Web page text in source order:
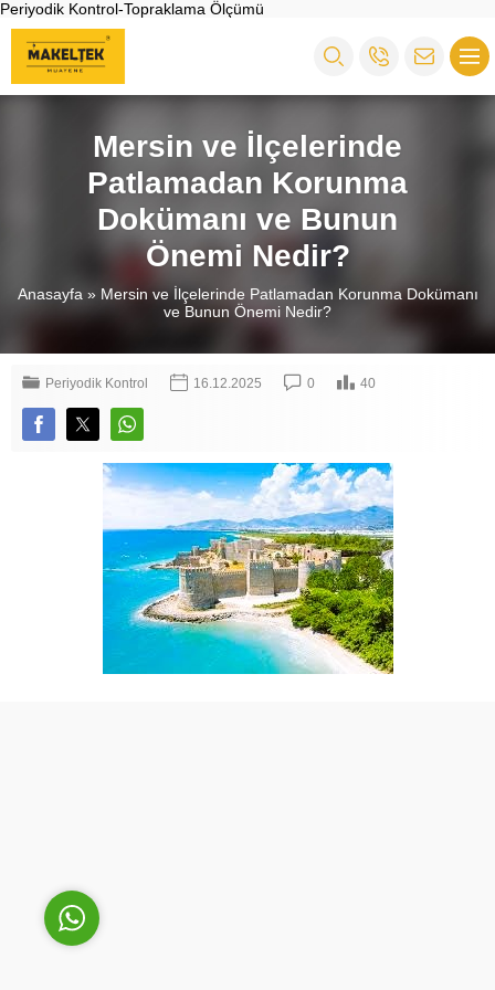
Periyodik Kontrol-Topraklama Ölçümü
Mersin ve İlçelerinde
Patlamadan Korunma
Dokümanı ve Bunun
Önemi Nedir?
Anasayfa » Mersin ve İlçelerinde Patlamadan Korunma Dokümanı
ve Bunun Önemi Nedir?
Periyodik Kontrol 16.12.2025 0 40